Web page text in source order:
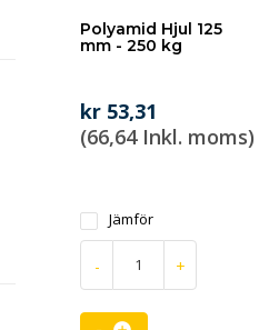
Polyamid Hjul 125
mm - 250 kg
kr 53,31
(66,64 Inkl. moms)
Jämför
- +